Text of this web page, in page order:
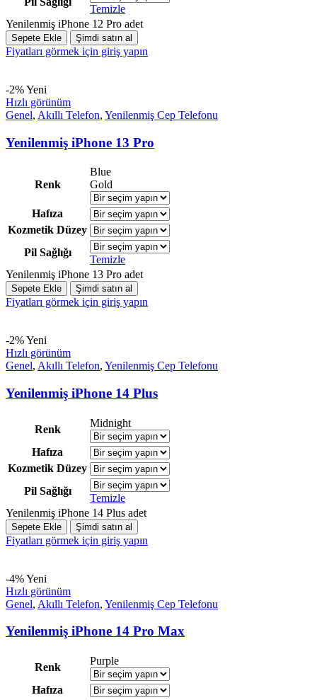
Temizle
Yenilenmiş iPhone 12 Pro adet
Sepete Ekle Şimdi satın al
Fiyatları görmek için giriş yapın
-2%Yeni
Hızlı görünüm
Genel, Akıllı Telefon, Yenilenmiş Cep Telefonu
Yenilenmiş iPhone 13 Pro
Renk
Blue
Gold
Hafıza
Kozmetik Düzey
Pil Sağlığı
Temizle
Yenilenmiş iPhone 13 Pro adet
Sepete Ekle Şimdi satın al
Fiyatları görmek için giriş yapın
-2%Yeni
Hızlı görünüm
Genel, Akıllı Telefon, Yenilenmiş Cep Telefonu
Yenilenmiş iPhone 14 Plus
Renk
Midnight
Hafıza
Kozmetik Düzey
Pil Sağlığı
Temizle
Yenilenmiş iPhone 14 Plus adet
Sepete Ekle Şimdi satın al
Fiyatları görmek için giriş yapın
-4%Yeni
Hızlı görünüm
Genel, Akıllı Telefon, Yenilenmiş Cep Telefonu
Yenilenmiş iPhone 14 Pro Max
Renk
Purple
Hafıza